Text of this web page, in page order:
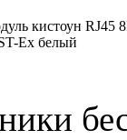
кистоун RJ45
Ex белый